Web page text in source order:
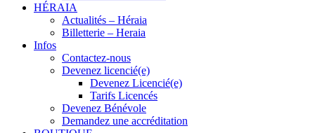
HÉRAIA
Actualités – Héraia
Billetterie – Heraia
Infos
Contactez-nous
Devenez licencié(e)
Devenez Licencié(e)
Tarifs Licencés
Devenez Bénévole
Demandez une accréditation